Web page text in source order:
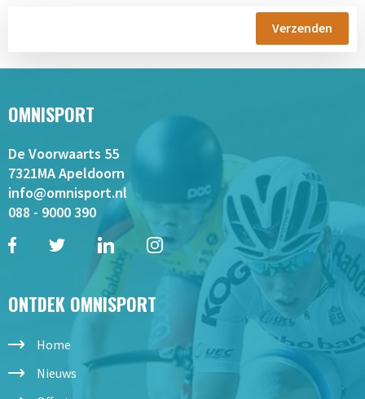
OMNISPORT
De Voorwaarts 55
7321MA Apeldoorn
info@omnisport.nl
088 - 9000 390
ONTDEK OMNISPORT
Home
Nieuws